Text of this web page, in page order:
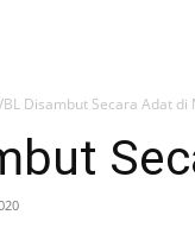
Disambut Secara Adat di